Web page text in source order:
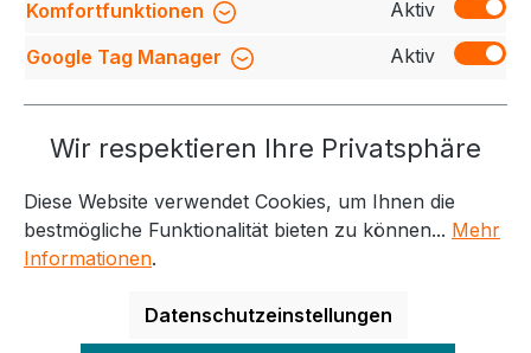
Service-Hotline
Weitere Themen
Informationen Kontakt
Alle Preise exkl. gesetzl. Mehrwertsteuer zzgl.
Komfortfunktionen
Aktiv
Google Tag Manager
Aktiv
Wir respektieren Ihre Privatsphäre
Diese Website verwendet Cookies, um Ihnen die
bestmögliche Funktionalität bieten zu können... Mehr
Informationen.
Datenschutzeinstellungen